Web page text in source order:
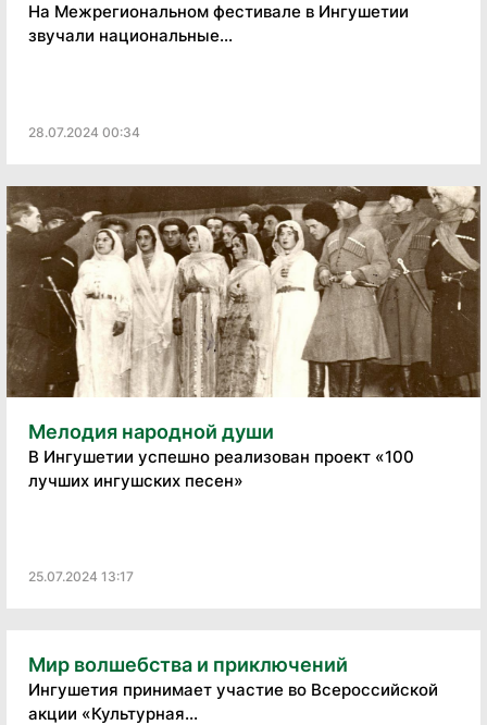
На Межрегиональном фестивале в Ингушетии
звучали национальные...
28.07.2024 00:34
Мелодия народной души
В Ингушетии успешно реализован проект «100
лучших ингушских песен»
25.07.2024 13:17
Мир волшебства и приключений
Ингушетия принимает участие во Всероссийской
акции «Культурная...